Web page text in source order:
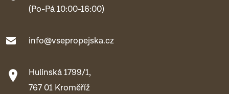
(Po-Pá 10:00-16:00)
info@vsepropejska.cz
Hulínská 1799/1,
767 01 Kroměříž